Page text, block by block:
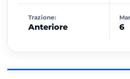
Trazione:
Anteriore 6